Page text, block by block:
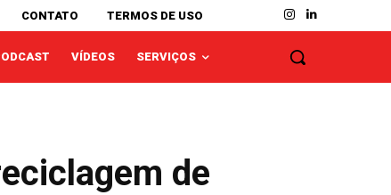
CONTATO TERMOS DE USO
VÍDEOS SERVIÇOS
de